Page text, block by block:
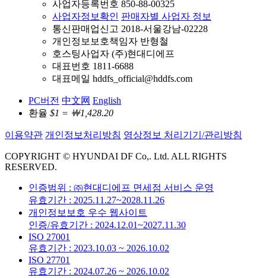
사업자등록번호 850-88-00325
사업자정보확인 판매자별 사업자 정보
통신판매업신고 2018-서울강남-02228
개인정보보호책임자 반형철
호스팅사업자 (주)현대디에프
대표번호 1811-6688
대표메일 hddfs_official@hddfs.com
PC버전 中文网 English
환율 $1 = ￦1,428.20
이용약관 개인정보처리방침 영상정보 처리기기/관리방침
COPYRIGHT © HYUNDAI DF Co,. Ltd. ALL RIGHTS
RESERVED.
인증범위 : ㈜현대디에프 면세점 서비스 운영
유효기간 : 2025.11.27~2028.11.26
개인정보보호 우수 웹사이트
인증/유효기간 : 2024.12.01~2027.11.30
ISO 27001
유효기간 : 2023.10.03 ~ 2026.10.02
ISO 27701
유효기간 : 2024.07.26 ~ 2026.10.02